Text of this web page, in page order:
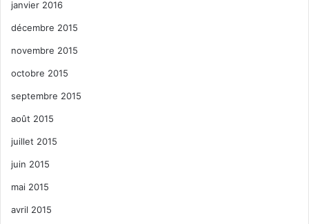
janvier 2016
décembre 2015
novembre 2015
octobre 2015
septembre 2015
août 2015
juillet 2015
juin 2015
mai 2015
avril 2015